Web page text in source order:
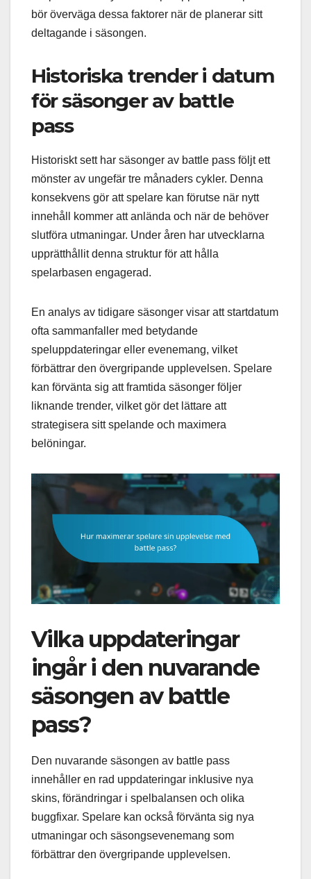
bör överväga dessa faktorer när de planerar sitt
deltagande i säsongen.
Historiska trender i datum
för säsonger av battle
pass
Historiskt sett har säsonger av battle pass följt ett
mönster av ungefär tre månaders cykler. Denna
konsekvens gör att spelare kan förutse när nytt
innehåll kommer att anlända och när de behöver
slutföra utmaningar. Under åren har utvecklarna
upprätthållit denna struktur för att hålla
spelarbasen engagerad.
En analys av tidigare säsonger visar att startdatum
ofta sammanfaller med betydande
speluppdateringar eller evenemang, vilket
förbättrar den övergripande upplevelsen. Spelare
kan förvänta sig att framtida säsonger följer
liknande trender, vilket gör det lättare att
strategisera sitt spelande och maximera
belöningar.
Vilka uppdateringar
ingår i den nuvarande
säsongen av battle
pass?
Den nuvarande säsongen av battle pass
innehåller en rad uppdateringar inklusive nya
skins, förändringar i spelbalansen och olika
buggfixar. Spelare kan också förvänta sig nya
utmaningar och säsongsevenemang som
förbättrar den övergripande upplevelsen.